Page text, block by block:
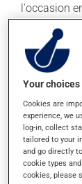
l'occasion
il peut
buvez
Chaque
traitement.
d'un
mentionné
à
cause et,
Your
Cookies are
experience, we
log-in, collect
tailored to your
and go directly
cookie types
cookies, please